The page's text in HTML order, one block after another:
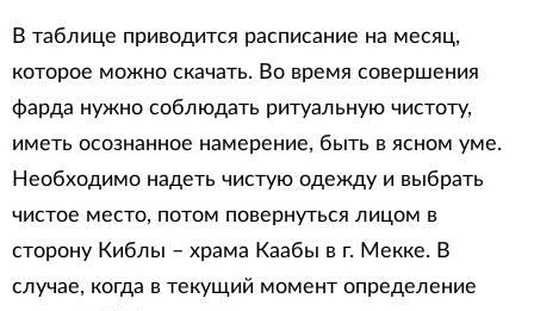
В таблице приводится расписание на месяц,
которое можно скачать. Во время совершения
фарда нужно соблюдать ритуальную чистоту,
иметь осознанное намерение, быть в ясном уме.
Необходимо надеть чистую одежду и выбрать
чистое место, потом повернуться лицом в
сторону Киблы – храма Каабы в г. Мекке. В
случае, когда в текущий момент определение